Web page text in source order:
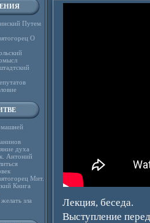
Путем
О
духа
Антоний
Мит.
Книга
зла
Лекция, беседа.
Выступление